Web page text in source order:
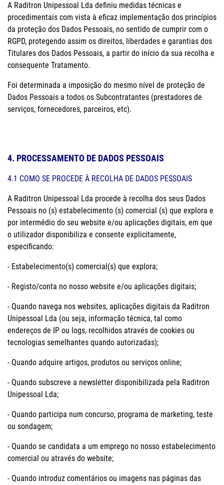
A Raditron Unipessoal Lda definiu medidas técnicas e
procedimentais com vista à eficaz implementação dos princípios
da proteção dos Dados Pessoais, no sentido de cumprir com o
RGPD, protegendo assim os direitos, liberdades e garantias dos
Titulares dos Dados Pessoais, a partir do início da sua recolha e
consequente Tratamento.
Foi determinada a imposição do mesmo nível de proteção de
Dados Pessoais a todos os Subcontratantes (prestadores de
serviços, fornecedores, parceiros, etc).
4. PROCESSAMENTO DE DADOS PESSOAIS
4.1 COMO SE PROCEDE À RECOLHA DE DADOS PESSOAIS
A Raditron Unipessoal Lda procede à recolha dos seus Dados
Pessoais no (s) estabelecimento (s) comercial (s) que explora e
por intermédio do seu website e/ou aplicações digitais, em que
o utilizador disponibiliza e consente explicitamente,
especificando:
- Estabelecimento(s) comercial(s) que explora;
- Registo/conta no nosso website e/ou aplicações digitais;
- Quando navega nos websites, aplicações digitais da Raditron
Unipessoal Lda (ou seja, informação técnica, tal como
endereços de IP ou logs, recolhidos através de cookies ou
tecnologias semelhantes quando autorizadas);
- Quando adquire artigos, produtos ou serviços online;
- Quando subscreve a newsletter disponibilizada pela Raditron
Unipessoal Lda;
- Quando participa num concurso, programa de marketing, teste
ou sondagem;
- Quando se candidata a um emprego no nosso estabelecimento
comercial ou através do website;
- Quando introduz comentários ou imagens nas páginas das